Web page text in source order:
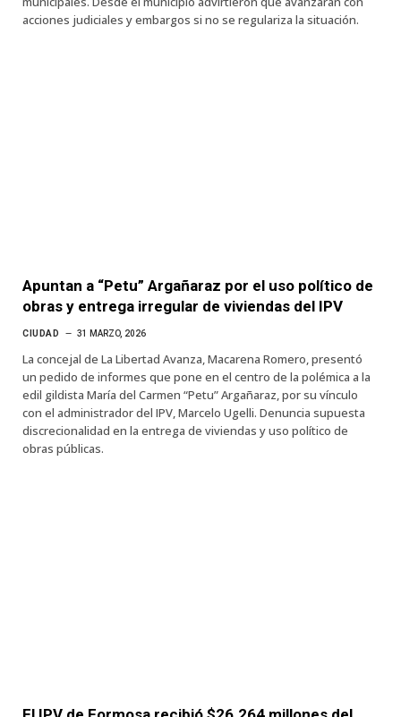
acciones judiciales y embargos si no se regulariza la situación.
Apuntan a “Petu” Argañaraz por el uso político de
obras y entrega irregular de viviendas del IPV
CIUDAD 31 MARZO, 2026
La concejal de La Libertad Avanza, Macarena Romero, presentó
un pedido de informes que pone en el centro de la polémica a la
edil gildista María del Carmen “Petu” Argañaraz, por su vínculo
con el administrador del IPV, Marcelo Ugelli. Denuncia supuesta
discrecionalidad en la entrega de viviendas y uso político de
obras públicas.